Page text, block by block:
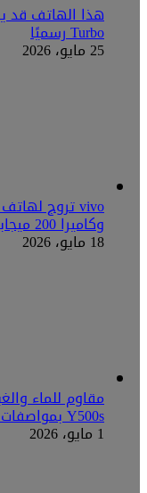
Turbo رسميًا
25 مايو، 2026
وكاميرا 200 ميجابكسل
18 مايو، 2026
Y500s بمواصفات قوية
1 مايو، 2026